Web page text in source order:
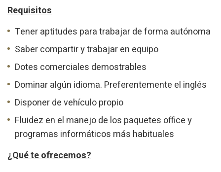
Requisitos
Tener aptitudes para trabajar de forma autónoma
Saber compartir y trabajar en equipo
Dotes comerciales demostrables
Dominar algún idioma. Preferentemente el inglés
Disponer de vehículo propio
Fluidez en el manejo de los paquetes office y
programas informáticos más habituales
¿Qué te ofrecemos?